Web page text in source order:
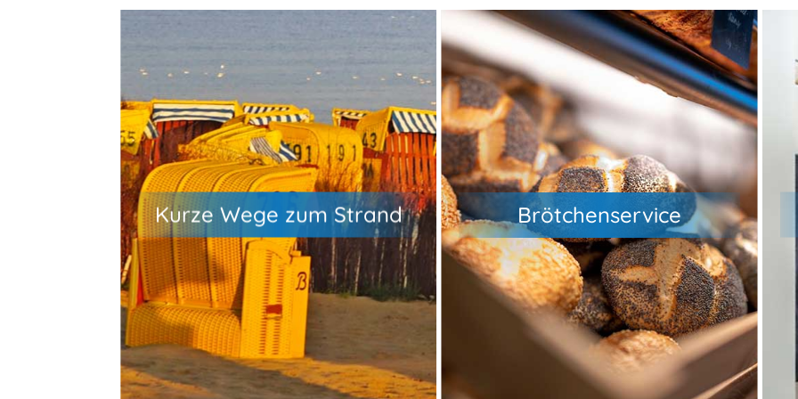
Kurze Wege zum Strand
Nur 800 Meter vom UNESCO-
Weltnaturerbe Wattenmeer und dem
Sandstrand in Duhnen entfernt
erwartet dich abseits des Trubels
Camping in der Natur. Genieße frische
Nordseeluft, unvergessliche
Sonnenuntergänge und echtes
Nordsee-Feeling.
Brötchenservice
Wir bieten an allen sieben
Wochentagen einen morgendlichen
Brötchenservice an. Bestelle die
Brötchen einfach am Vortag bis 15:30
und hole Sie entspannt am nächsten
Morgen ab 8:00 in der Rezeption ab.
Wenn du möchtest, kannst du auch
eine Tageszeitung dazu bestellen
(BILD, BILD am Sonntag, Cuxhavener
Nachrichten)